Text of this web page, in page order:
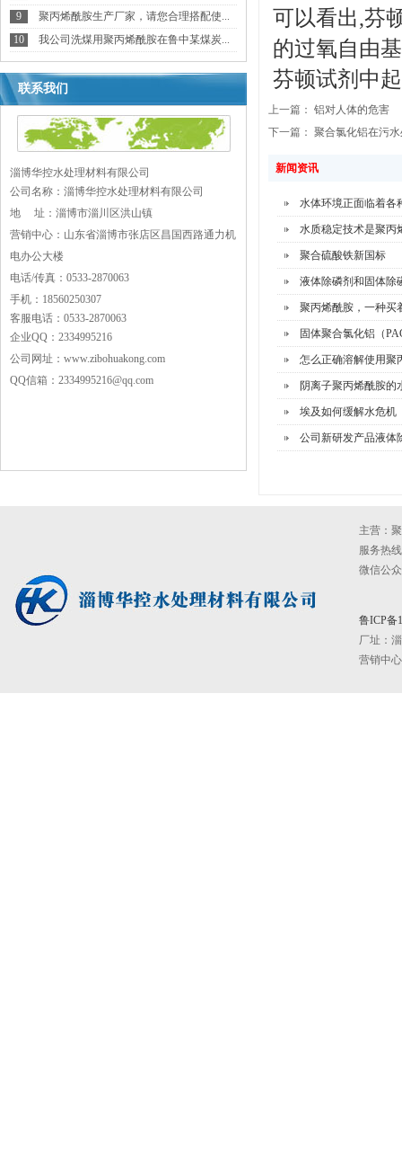
9
聚丙烯酰胺生产厂家，请您合理搭配使...
10
我公司洗煤用聚丙烯酰胺在鲁中某煤炭...
联系我们
淄博华控水处理材料有限公司
公司名称：淄博华控水处理材料有限公司
地 址： 淄博市淄川区洪山镇
营销中心：山东省淄博市张店区昌国西路通力机
电办公大楼
电话/传真：0533-2870063
手机：18560250307
客服电话：0533-2870063
企业QQ：2334995216
公司网址：www.zibohuakong.com
QQ信箱：2334995216@qq.com
可以看出,芬
的过氧自由
芬顿试剂中
上一篇： 铝对人体的危害
下一篇： 聚合氯化铝在污
新闻资讯
水体环境正面临着各
水质稳定技术是聚丙
聚合硫酸铁新国标
液体除磷剂和固体除
聚丙烯酰胺，一种买
固体聚合氯化铝（
怎么正确溶解使用聚
阴离子聚丙烯酰胺的
埃及如何缓解水危机
公司新研发产品液体
主营：
服务热
微信公
鲁ICP备
厂址：
营销中